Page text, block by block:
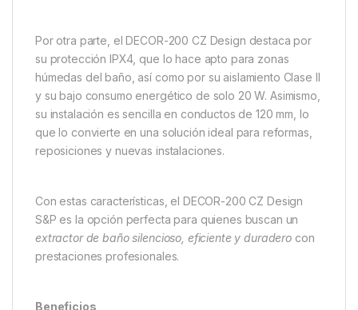
Por otra parte, el DECOR-200 CZ Design destaca por
su protección IPX4, que lo hace apto para zonas
húmedas del baño, así como por su aislamiento Clase II
y su bajo consumo energético de solo 20 W. Asimismo,
su instalación es sencilla en conductos de 120 mm, lo
que lo convierte en una solución ideal para reformas,
reposiciones y nuevas instalaciones.
Con estas características, el DECOR-200 CZ Design
S&P es la opción perfecta para quienes buscan un
extractor de baño silencioso, eficiente y duradero con
prestaciones profesionales.
Beneficios